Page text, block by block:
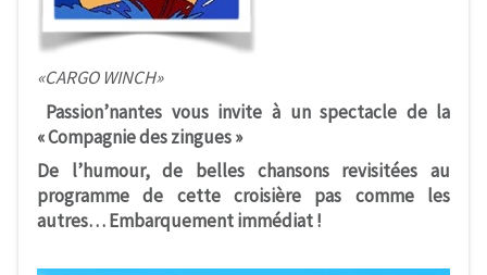
«CARGO WINCH»
Passion’nantes vous invite à un spectacle de la
« Compagnie des zingues »
De l’humour, de belles chansons revisitées au
programme de cette croisière pas comme les
autres…Embarquement immédiat!